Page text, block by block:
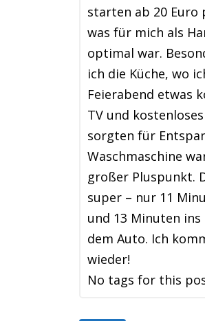
starten ab 20 Euro
was für mich als
optimal war.
ich die Küche, wo
Feierabend etwas
TV und kostenloses
sorgten für
Waschmaschine
großer Pluspunkt.
super – nur 11
und 13 Minuten
dem Auto. Ich
wieder!
No tags for this